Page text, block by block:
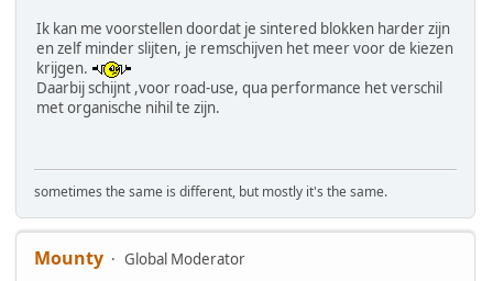
Ik kan me voorstellen doordat je sintered blokken harder zijn
en zelf minder slijten, je remschijven het meer voor de kiezen
krijgen.
Daarbij schijnt ,voor road-use, qua performance het verschil
met organische nihil te zijn.
sometimes the same is different, but mostly it's the same.
Mounty
Global Moderator